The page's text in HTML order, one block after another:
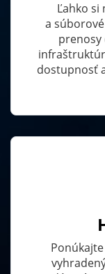
Ľahko
a
prenosy
dostupnosť